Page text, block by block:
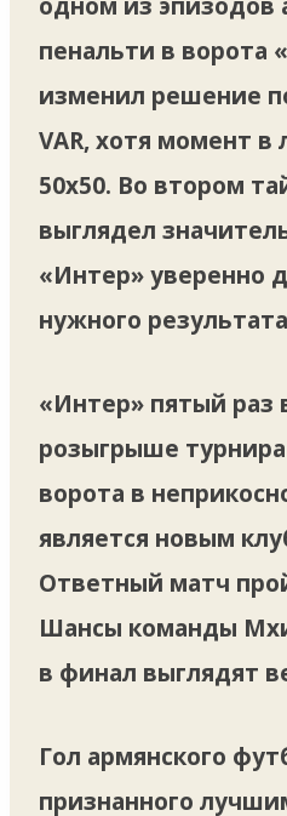
пенальти в ворота
изменил решение
VAR, хотя момент
50х50. Во втором
выглядел
«Интер» уверенно
нужного
«Интер» пятый раз
розыгрыше
ворота в
является новым
Ответный матч
Шансы команды
в финал выглядят
Гол армянского
признанного